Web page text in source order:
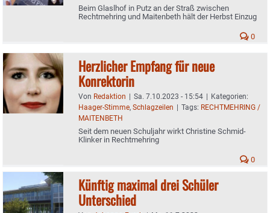
Beim Glaslhof in Putz an der Straß zwischen
Rechtmehring und Maitenbeth hält der Herbst Einzug
0
Herzlicher Empfang für neue
Konrektorin
Von Redaktion | Sa. 7.10.2023 - 15:54 | Kategorien:
Haager-Stimme, Schlagzeilen | Tags: RECHTMEHRING /
MAITENBETH
Seit dem neuen Schuljahr wirkt Christine Schmid-
Klinker in Rechtmehring
0
Künftig maximal drei Schüler
Unterschied